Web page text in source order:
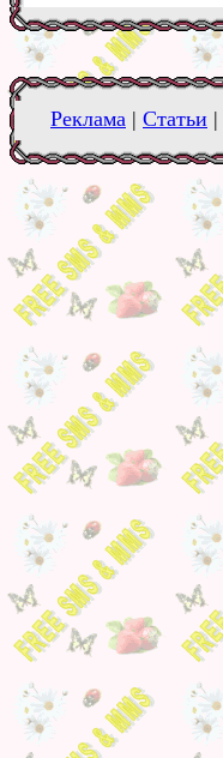
Реклама | Статьи |